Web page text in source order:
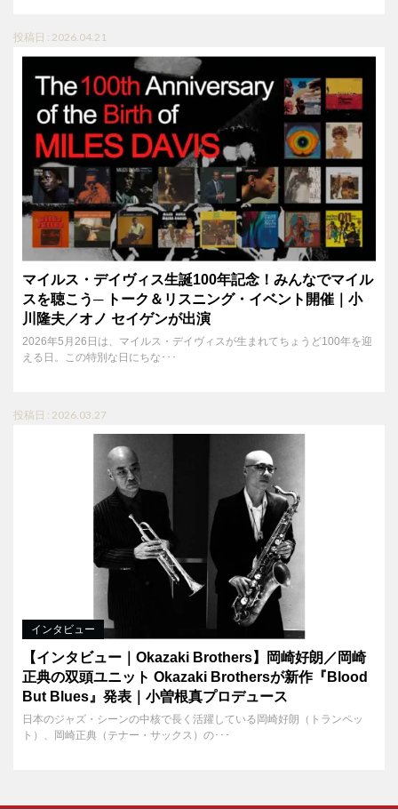
投稿日 : 2026.04.21
マイルス・デイヴィス生誕100年記念！みんなでマイル
スを聴こう─ トーク＆リスニング・イベント開催｜小
川隆夫／オノ セイゲンが出演
2026年5月26日は、マイルス・デイヴィスが生まれてちょうど100年を迎
える日。この特別な日にちな･･･
投稿日 : 2026.03.27
インタビュー
【インタビュー｜Okazaki Brothers】岡崎好朗／岡崎
正典の双頭ユニット Okazaki Brothersが新作『Blood
But Blues』発表｜小曽根真プロデュース
日本のジャズ・シーンの中核で長く活躍している岡崎好朗（トランペッ
ト）、岡崎正典（テナー・サックス）の･･･